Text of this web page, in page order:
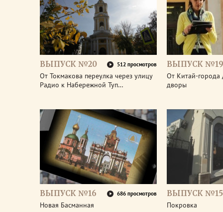
ВЫПУСК №20 512 просмотров
От Токмакова переулка через улицу
Радио к Набережной Туп…
ВЫПУСК №19
От Китай-города
дворы
ВЫПУСК №16 686 просмотров
Новая Басманная
ВЫПУСК №15
Покровка